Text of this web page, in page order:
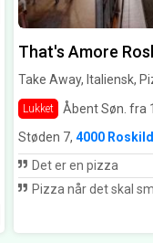
That's Amore
Take Away, Italiensk,
Lukket Åbent Søn. fra
Støden 7, 4000
Det er en pizza
Pizza når det skal smage af pizza så